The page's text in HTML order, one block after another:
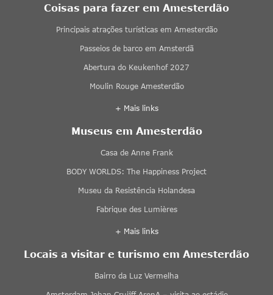
Coisas para fazer em Amesterdão
Principais atrações turísticas em Amesterdão
Passeios de barco em Amsterdã
Abertura do Keukenhof 2027
Moulin Rouge Amesterdão
+ Mais links
Museus em Amesterdão
Casa de Anne Frank
BODY WORLDS: The Happiness Project
Museu da Resistência Holandesa
Fabrique des Lumières
+ Mais links
Locais a visitar e turismo em Amesterdão
Bairro da Luz Vermelha